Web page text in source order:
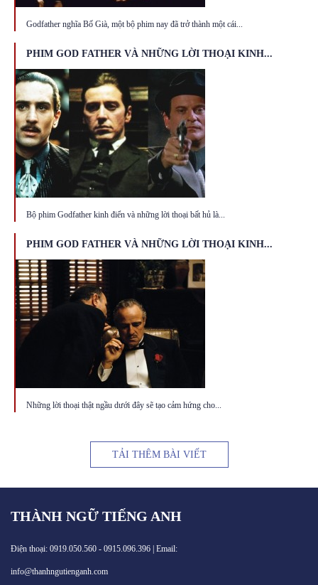
Godfather nghĩa Bố Già, một bộ phim nay đã trở thành một cái...
PHIM GOD FATHER VÀ NHỮNG LỜI THOẠI KINH...
Bộ phim Godfather kinh điển và những lời thoại bất hủ là...
PHIM GOD FATHER VÀ NHỮNG LỜI THOẠI KINH...
Những lời thoại thật ngầu dưới đây sẽ tạo cảm hứng cho...
TẢI THÊM BÀI VIẾT
THÀNH NGỮ TIẾNG ANH
Điện thoại: 0919.050.560 - 0915.096.396 | Email:
info@thanhngutienganh.com